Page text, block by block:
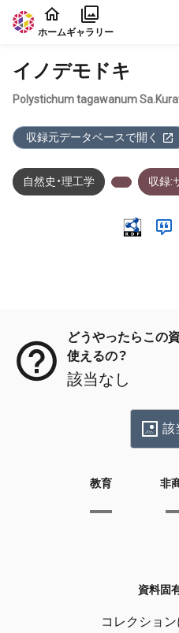
本文に飛ぶ
ホームギャラリー
イノデモドキ
Polystichum tagawanum
収録元データベースで開く
自然史・理工学 収録:
どうやったらこの
使えるの？
該当なし
該
教育 非
資料固
コレクショ